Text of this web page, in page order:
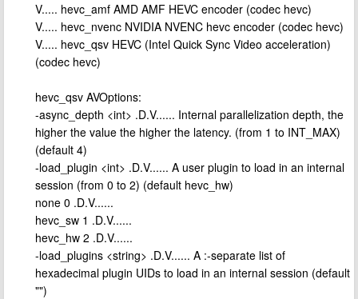
V..... hevc_amf AMD AMF HEVC encoder (codec hevc)
V..... hevc_nvenc NVIDIA NVENC hevc encoder (codec hevc)
V..... hevc_qsv HEVC (Intel Quick Sync Video acceleration)
(codec hevc)
hevc_qsv AVOptions:
-async_depth <int> .D.V...... Internal parallelization depth, the
higher the value the higher the latency. (from 1 to INT_MAX)
(default 4)
-load_plugin <int> .D.V...... A user plugin to load in an internal
session (from 0 to 2) (default hevc_hw)
none 0 .D.V......
hevc_sw 1 .D.V......
hevc_hw 2 .D.V......
-load_plugins <string> .D.V...... A :-separate list of
hexadecimal plugin UIDs to load in an internal session (default
"")